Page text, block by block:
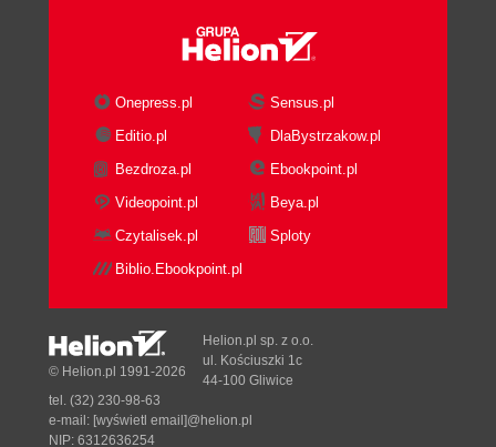
Onepress.pl
Sensus.pl
Editio.pl
DlaBystrzakow.pl
Bezdroza.pl
Ebookpoint.pl
Videopoint.pl
Beya.pl
Czytalisek.pl
Sploty
Biblio.Ebookpoint.pl
© Helion.pl 1991-2026
Helion.pl sp. z o.o.
ul. Kościuszki 1c
44-100 Gliwice
tel. (32) 230-98-63
e-mail: [wyświetl email]@helion.pl
NIP: 6312636254